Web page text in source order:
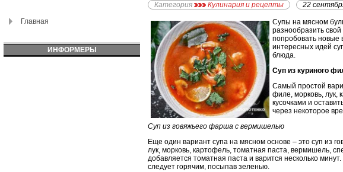
Главная
ИНФОРМЕРЫ
Категория Кулинария и рецепты 22
Супы на мясном
разнообразить
попробовать новые
интересных идей
блюда.
Суп из куриного
Самый простой
филе, морковь, лук,
кусочками и
через некоторое
Суп из говяжьего фарша с вермишелью
Еще один вариант супа на мясном основе – это суп из
лук, морковь, картофель, томатная паста, вермишель,
добавляется томатная паста и варится несколько
следует горячим, посыпав зеленью.